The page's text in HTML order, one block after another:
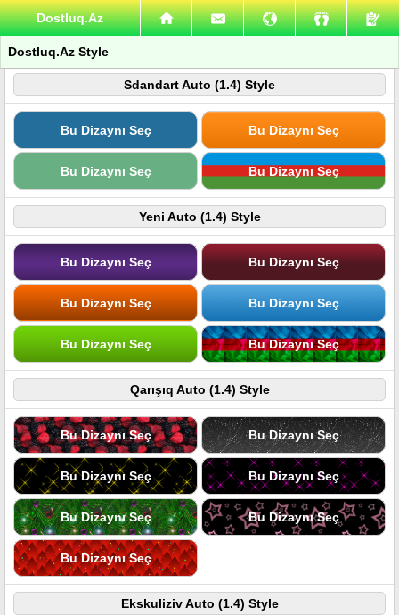
Dostluq.Az
Dostluq.Az Style
Sdandart Auto (1.4) Style
Bu Dizaynı Seç Bu Dizaynı Seç
Bu Dizaynı Seç Bu Dizaynı Seç
Yeni Auto (1.4) Style
Bu Dizaynı Seç Bu Dizaynı Seç
Bu Dizaynı Seç Bu Dizaynı Seç
Bu Dizaynı Seç Bu Dizaynı Seç
Qarışıq Auto (1.4) Style
Bu Dizaynı Seç Bu Dizaynı Seç
Bu Dizaynı Seç Bu Dizaynı Seç
Bu Dizaynı Seç Bu Dizaynı Seç
Bu Dizaynı Seç
Ekskuliziv Auto (1.4) Style